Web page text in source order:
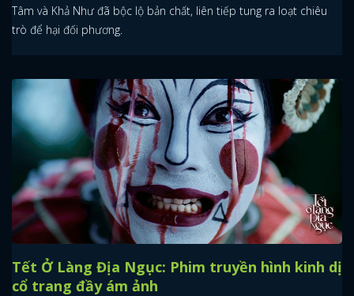
Tâm và Khả Như đã bộc lộ bản chất, liên tiếp tung ra loạt chiêu
trò để hại đối phương.
Tết Ở Làng Địa Ngục: Phim truyền hình kinh dị
cổ trang đầy ám ảnh